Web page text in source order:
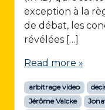
exception à la
de débat, les
révélées […]
Read more »
arbitrage video
Jérôme Valcke